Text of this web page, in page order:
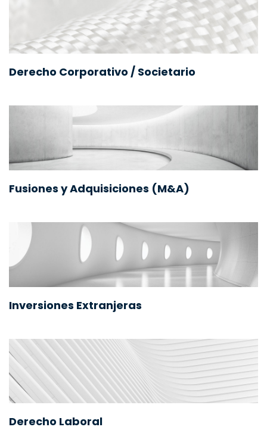
Derecho Corporativo / Societario
Fusiones y Adquisiciones (M&A)
Inversiones Extranjeras
Derecho Laboral